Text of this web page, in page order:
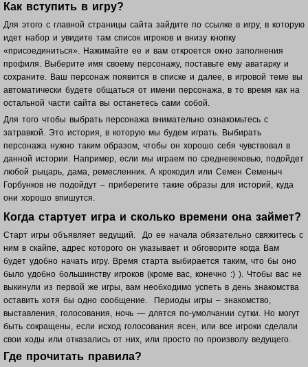
Как вступить в игру?
Для этого с главной страницы сайта зайдите по ссылке в игру, в которую
идет набор и увидите там список игроков и внизу кнопку
«присоединиться». Нажимайте ее и вам откроется окно заполнения
профиля. Выберите имя своему персонажу, поставьте ему аватарку и
сохраните. Ваш персонаж появится в списке и далее, в игровой теме вы
автоматически будете общаться от имени персонажа, в то время как на
остальной части сайта вы останетесь сами собой.
Для того чтобы выбрать персонажа внимательно ознакомьтесь с
затравкой. Это история, в которую мы будем играть. Выбирать
персонажа нужно таким образом, чтобы он хорошо себя чувствовал в
данной истории. Например, если мы играем по средневековью, подойдет
любой рыцарь, дама, ремесленник. А крокодил или Семен Семеныч
Горбунков не подойдут – приберегите такие образы для историй, куда
они хорошо впишутся.
Когда стартует игра и сколько времени она займет?
Старт игры объявляет ведущий. До ее начала обязательно свяжитесь с
ним в скайпе, адрес которого он указывает и обговорите когда Вам
будет удобно начать игру. Время старта выбирается таким, что бы оно
было удобно большинству игроков (кроме вас, конечно :) ). Чтобы вас не
выкинули из первой же игры, вам необходимо успеть в день знакомства
оставить хотя бы одно сообщение. Периоды игры – знакомство,
выставления, голосования, ночь — длятся по-умолчании сутки. Но могут
быть сокращены, если исход голосования ясен, или все игроки сделали
свои ходы или отказались от них, или просто по произволу ведущего.
Где прочитать правила?